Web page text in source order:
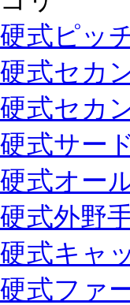
硬式ピッ
硬式セカ
硬式セカ
硬式サー
硬式オー
硬式外野
硬式キャ
硬式ファ